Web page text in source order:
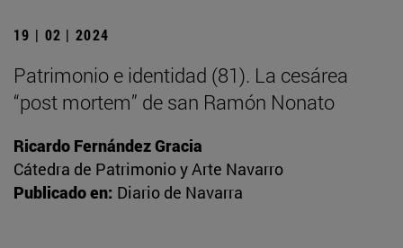
19 | 02 | 2024
Patrimonio e identidad (81). La cesárea
“post mortem” de san Ramón Nonato
Ricardo Fernández Gracia
Cátedra de Patrimonio y Arte Navarro
Publicado en: Diario de Navarra